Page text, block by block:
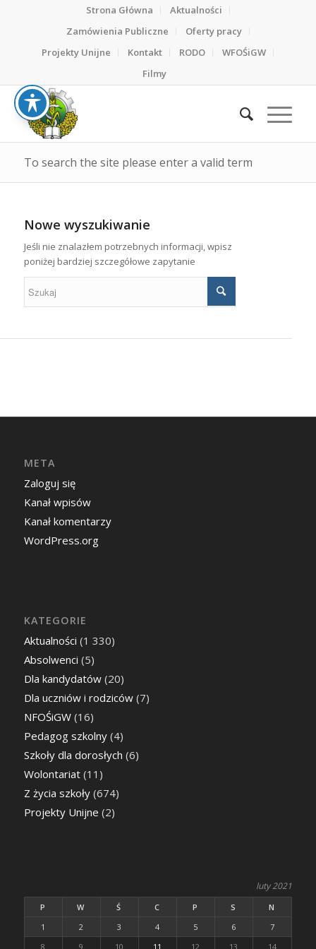
Strona Główna
Aktualności
Zamówienia Publiczne
Oferty pracy
Projekty Unijne
Kontakt RODO
WFOŚiGW
Filmy
To search the site please enter a valid term
Nowe wyszukiwanie
Jeśli nie znalazłem potrzebnych informacji, wpisz
poniżej bardziej szczegółowe zapytanie
META
Zaloguj się
Kanał wpisów
Kanał komentarzy
WordPress.org
KATEGORIE
Aktualności (1 330)
Absolwenci (5)
Dla kandydatów(20)
Dla uczniów i rodziców(7)
NFOŚiGW(16)
Pedagog szkolny(4)
Szkoły dla dorosłych (6)
Wolontariat(11)
Z życia szkoły(674)
Projekty Unijne (2)
luty 2021
P W Ś C P S
N
1
2 3 4 5 6
7
8
9 10 11 12 13 14